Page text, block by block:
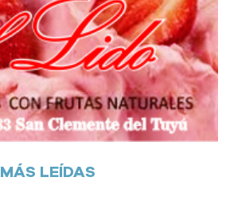
MÁS LEÍDAS